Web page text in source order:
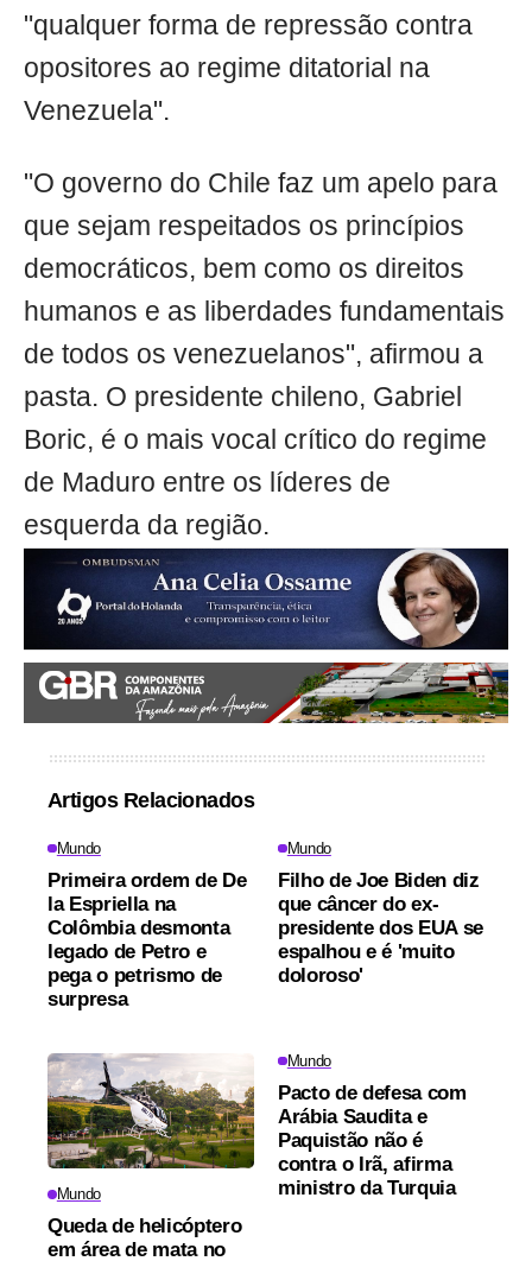
"qualquer forma de repressão contra
opositores ao regime ditatorial na
Venezuela".
"O governo do Chile faz um apelo para
que sejam respeitados os princípios
democráticos, bem como os direitos
humanos e as liberdades fundamentais
de todos os venezuelanos", afirmou a
pasta. O presidente chileno, Gabriel
Boric, é o mais vocal crítico do regime
de Maduro entre os líderes de
esquerda da região.
Artigos Relacionados
Mundo
Primeira ordem de De
la Espriella na
Colômbia desmonta
legado de Petro e
pega o petrismo de
surpresa
Mundo
Filho de Joe Biden diz
que câncer do ex-
presidente dos EUA se
espalhou e é 'muito
doloroso'
Mundo
Queda de helicóptero
em área de mata no
Mundo
Pacto de defesa com
Arábia Saudita e
Paquistão não é
contra o Irã, afirma
ministro da Turquia